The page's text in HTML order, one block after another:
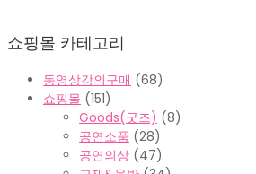
쇼핑몰 카테고리
동영상강의구매 (68)
쇼핑몰 (151)
Goods(굿즈) (8)
공연소품 (28)
공연의상 (47)